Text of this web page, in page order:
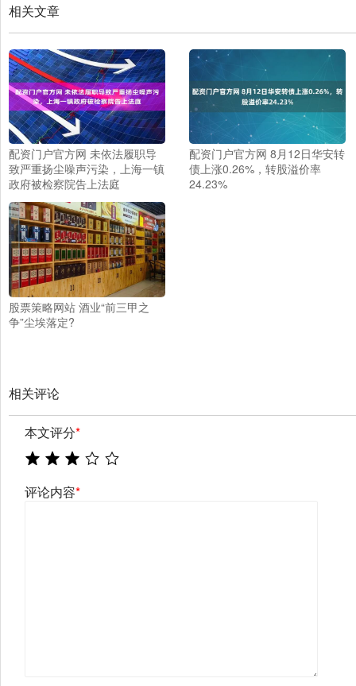
相关文章
配资门户官方网 未依法履职导
致严重扬尘噪声污染，上海一镇
政府被检察院告上法庭
配资门户官方网 8月12日华安转
债上涨0.26%，转股溢价率
24.23%
股票策略网站 酒业“前三甲之
争”尘埃落定?
相关评论
本文评分*
评论内容*